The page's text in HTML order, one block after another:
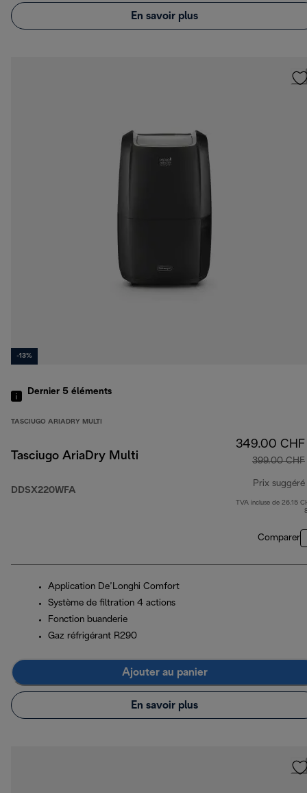
En savoir plus
-13%
Dernier 5 éléments
TASCIUGO ARIADRY MULTI
Tasciugo AriaDry Multi
DDSX220WFA
349.00 CHF
399.00 CHF
Prix suggéré
TVA incluse de 26.15
Comparer
Application De’Longhi Comfort
Système de filtration 4 actions
Fonction buanderie
Gaz réfrigérant R290
Ajouter au panier
En savoir plus